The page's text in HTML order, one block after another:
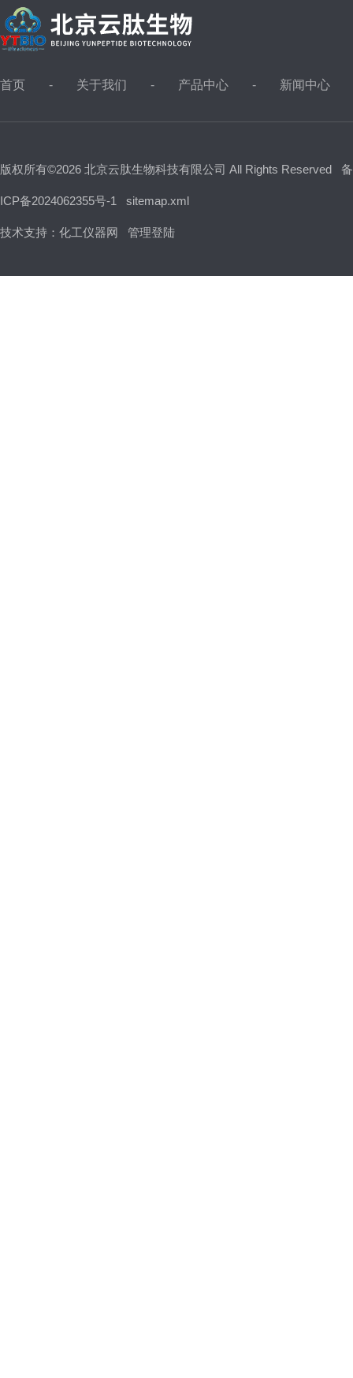
首页 关于我们 产品中心 新闻中心
版权所有©2026 北京云肽生物科技有限公司 All Rights Reserved
ICP备2024062355号-1 sitemap.xml
技术支持： 化工仪器网 管理登陆